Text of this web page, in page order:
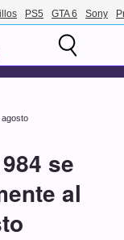
PS5 GTA 6 Sony
agosto
se
al